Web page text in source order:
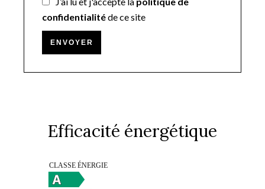
confidentialitéde ce site
ENVOYER
Efficacité énergétique